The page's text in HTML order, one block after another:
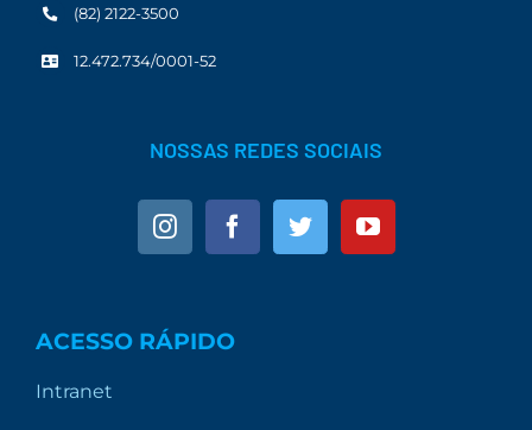
(82) 2122-3500
12.472.734/0001-52
NOSSAS REDES SOCIAIS
ACESSO RÁPIDO
Intranet